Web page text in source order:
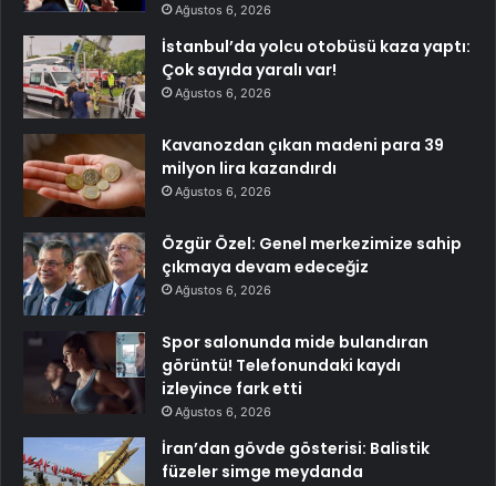
Ağustos 6, 2026
İstanbul’da yolcu otobüsü kaza yaptı:
Çok sayıda yaralı var!
Ağustos 6, 2026
Kavanozdan çıkan madeni para 39
milyon lira kazandırdı
Ağustos 6, 2026
Özgür Özel: Genel merkezimize sahip
çıkmaya devam edeceğiz
Ağustos 6, 2026
Spor salonunda mide bulandıran
görüntü! Telefonundaki kaydı
izleyince fark etti
Ağustos 6, 2026
İran’dan gövde gösterisi: Balistik
füzeler simge meydanda